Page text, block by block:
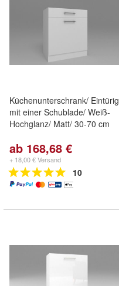
Küchenunterschrank/ Eintürig
mit einer Schublade/ Weiß-
Hochglanz/ Matt/ 30-70 cm
ab 168,68 €
+ 18,00 € Versand
10